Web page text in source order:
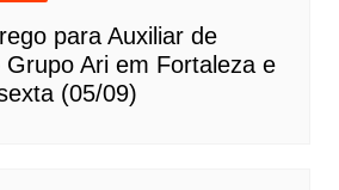
para Auxiliar de
Ari em Fortaleza e
(05/09)